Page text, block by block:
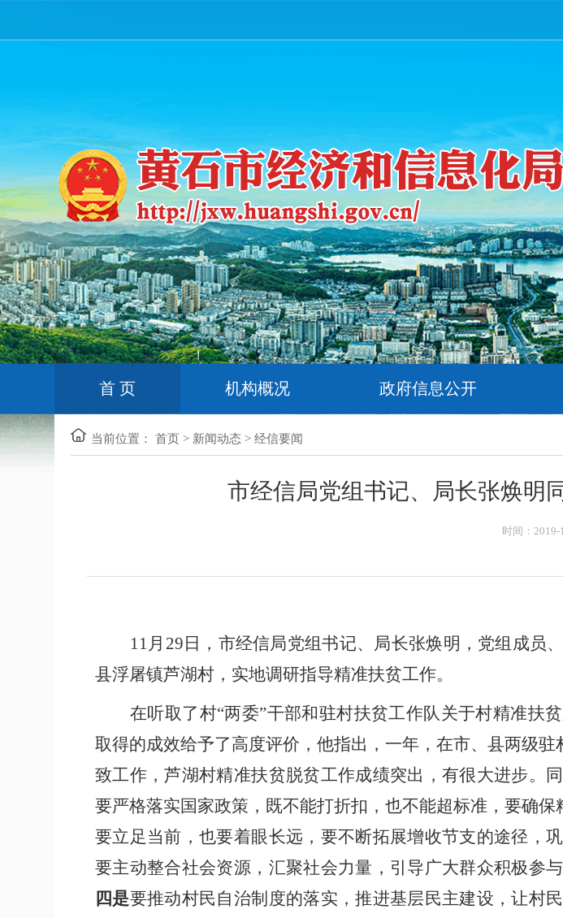
首 页 机构概况 政府信息公开
当前位置： 首页 > 新闻动态 > 经信要闻
市经信局党组书记、局长张焕明
时间：2019-
11月29日，市经信局党组书记、局长张焕明，党组成员
县浮屠镇芦湖村，实地调研指导精准扶贫工作。
在听取了村“两委”干部和驻村扶贫工作队关于村精准扶
取得的成效给予了高度评价，他指出，一年，在市、县两级
致工作，芦湖村精准扶贫脱贫工作成绩突出，有很大进步。
要严格落实国家政策，既不能打折扣，也不能超标准，要确保
要立足当前，也要着眼长远，要不断拓展增收节支的途径，
要主动整合社会资源，汇聚社会力量，引导广大群众积极参
四是要推动村民自治制度的落实，推进基层民主建设，让村